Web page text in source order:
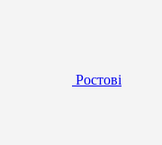
Ростові